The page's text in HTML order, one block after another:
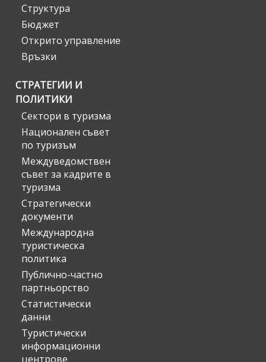
Структура
Бюджет
Открито управление
Връзки
СТРАТЕГИИ И
ПОЛИТИКИ
Сектори в туризма
Национален съвет
по туризъм
Междуведомствен
съвет за кадрите в
туризма
Стратегически
документи
Международна
туристическа
политика
Публично-частно
партньорство
Статистически
данни
Туристически
информационни
центрове